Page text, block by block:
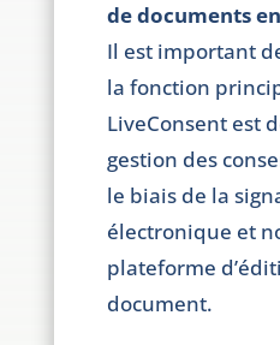
de documents
Il est important
la fonction
LiveConsent est
gestion des
le biais de la
électronique et
plateforme
document.